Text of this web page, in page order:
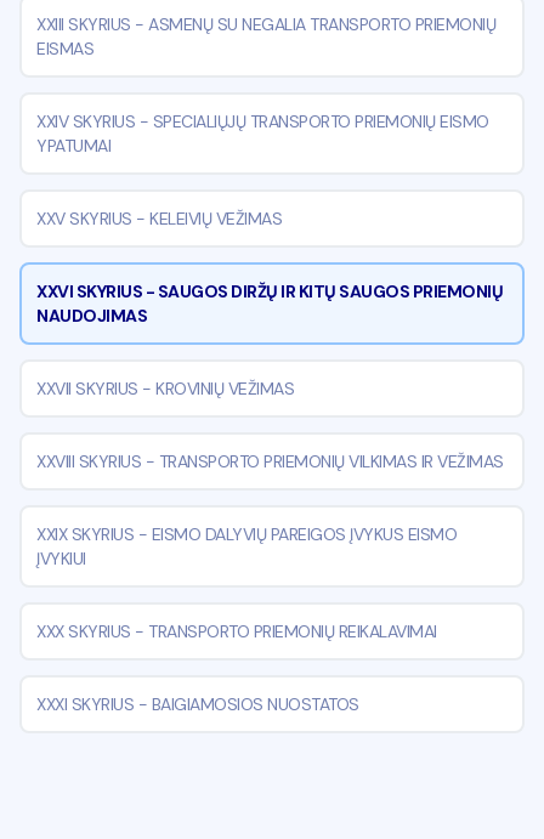
XXIII SKYRIUS - ASMENŲ SU NEGALIA TRANSPORTO PRIEMONIŲ
EISMAS
XXIV SKYRIUS - SPECIALIŲJŲ TRANSPORTO PRIEMONIŲ EISMO
YPATUMAI
XXV SKYRIUS - KELEIVIŲ VEŽIMAS
XXVI SKYRIUS - SAUGOS DIRŽŲ IR KITŲ SAUGOS PRIEMONIŲ
NAUDOJIMAS
XXVII SKYRIUS - KROVINIŲ VEŽIMAS
XXVIII SKYRIUS - TRANSPORTO PRIEMONIŲ VILKIMAS IR VEŽIMAS
XXIX SKYRIUS - EISMO DALYVIŲ PAREIGOS ĮVYKUS EISMO
ĮVYKIUI
XXX SKYRIUS - TRANSPORTO PRIEMONIŲ REIKALAVIMAI
XXXI SKYRIUS - BAIGIAMOSIOS NUOSTATOS